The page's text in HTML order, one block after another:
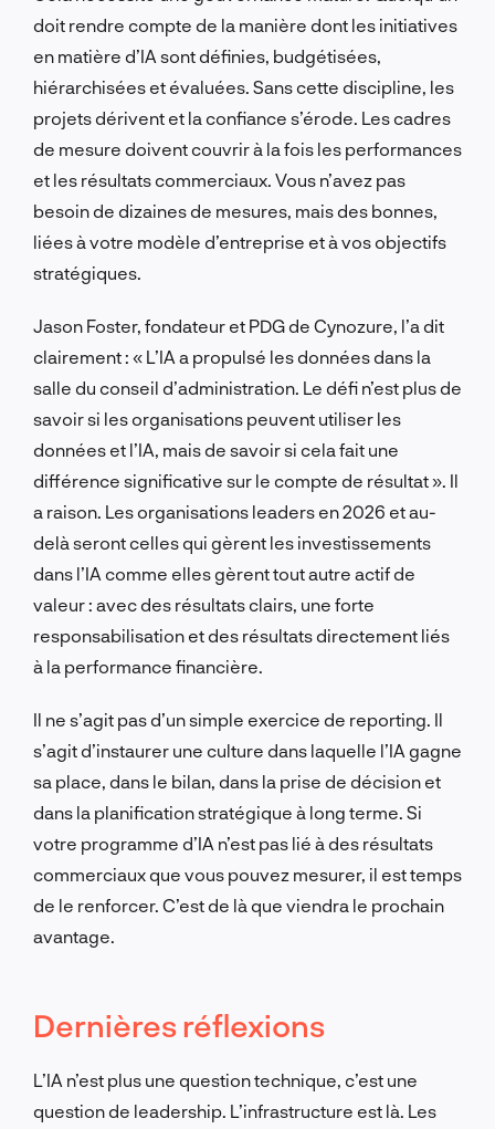
doit rendre compte de la manière dont les initiatives
en matière d’IA sont définies, budgétisées,
hiérarchisées et évaluées. Sans cette discipline, les
projets dérivent et la confiance s’érode. Les cadres
de mesure doivent couvrir à la fois les performances
et les résultats commerciaux. Vous n’avez pas
besoin de dizaines de mesures, mais des bonnes,
liées à votre modèle d’entreprise et à vos objectifs
stratégiques.
Jason Foster, fondateur et PDG de Cynozure, l’a dit
clairement : « L’IA a propulsé les données dans la
salle du conseil d’administration. Le défi n’est plus de
savoir si les organisations peuvent utiliser les
données et l’IA, mais de savoir si cela fait une
différence significative sur le compte de résultat ». Il
a raison. Les organisations leaders en 2026 et au-
delà seront celles qui gèrent les investissements
dans l’IA comme elles gèrent tout autre actif de
valeur : avec des résultats clairs, une forte
responsabilisation et des résultats directement liés
à la performance financière.
Il ne s’agit pas d’un simple exercice de reporting. Il
s’agit d’instaurer une culture dans laquelle l’IA gagne
sa place, dans le bilan, dans la prise de décision et
dans la planification stratégique à long terme. Si
votre programme d’IA n’est pas lié à des résultats
commerciaux que vous pouvez mesurer, il est temps
de le renforcer. C’est de là que viendra le prochain
avantage.
Dernières réflexions
L’IA n’est plus une question technique, c’est une
question de leadership. L’infrastructure est là. Les